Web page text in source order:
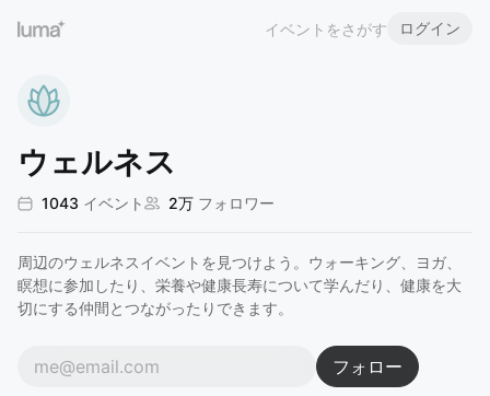
イベントをさがす ログイン
ウェルネス
1043 イベント 2万 フォロワー
周辺のウェルネスイベントを見つけよう。ウォーキング、ヨガ、
瞑想に参加したり、栄養や健康長寿について学んだり、健康を大
切にする仲間とつながったりできます。
フォロー